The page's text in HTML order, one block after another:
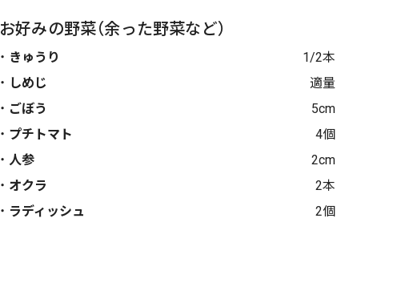
お好みの野菜（余った野菜など）
きゅうり
1/2本
しめじ
適量
ごぼう
5cm
プチトマト
4個
人参
2cm
オクラ
2本
ラディッシュ
2個